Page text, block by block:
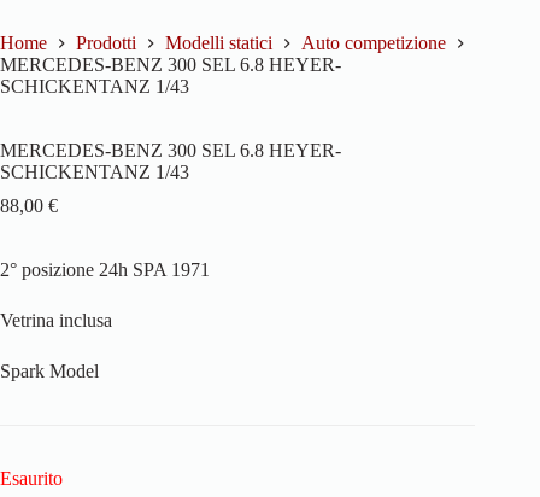
Home Prodotti Modelli statici
Auto competizione
MERCEDES-BENZ 300 SEL 6.8 HEYER-
SCHICKENTANZ 1/43
MERCEDES-BENZ 300 SEL 6.8 HEYER-
SCHICKENTANZ 1/43
88,00 €
2° posizione 24h SPA 1971
Vetrina inclusa
Spark Model
Esaurito